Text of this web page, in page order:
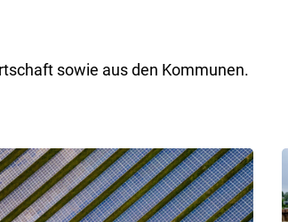
sowie aus den Kommunen.